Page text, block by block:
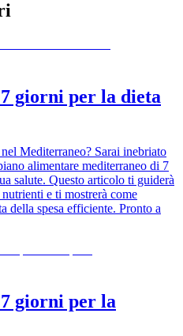
giorni per la dieta
Mediterraneo? Sarai inebriato
alimentare mediterraneo di 7
salute. Questo articolo ti guiderà
e ti mostrerà come
della spesa efficiente. Pronto a
giorni per la